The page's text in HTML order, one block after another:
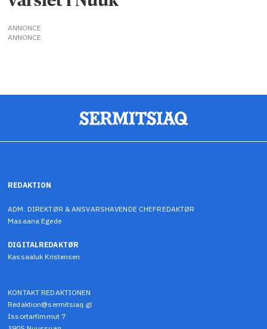
ANNONCE
ANNONCE
REDAKTION
ADM. DIREKTØR & ANSVARSHAVENDE CHEFREDAKTØR
Masaana Egede
DIGITALREDAKTØR
Kassaaluk Kristensen
KONTAKT REDAKTIONEN
Redaktion@sermitsiaq.gl
Issortarfimmut 7